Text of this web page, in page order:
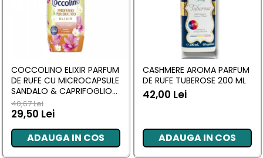
COCCOLINO ELIXIR PARFUM
DE RUFE CU MICROCAPSULE
SANDALO & CAPRIFOGLIO
342 ML
40,67 Lei
29,50 Lei
ADAUGA IN COS
CASHMERE AROMA PARFUM
DE RUFE TUBEROSE 200 ML
42,00 Lei
ADAUGA IN COS